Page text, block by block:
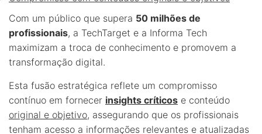
Com um público que supera 50 milhões de
profissionais, a TechTarget e a Informa Tech
maximizam a troca de conhecimento e promovem a
transformação digital.
Esta fusão estratégica reflete um compromisso
contínuo em fornecer insights críticos e conteúdo
original e objetivo, assegurando que os profissionais
tenham acesso a informações relevantes e atualizadas